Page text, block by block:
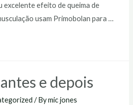
excelente efeito de queima de
usam Primobolan para …
e depois
/ Bymic jones